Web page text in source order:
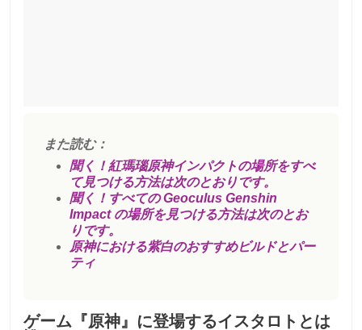
また読む：
聞く！紅瑪瑙原神インパクトの場所をすべ
て見つける方法は次のとおりです。
聞く！すべての Geoculus Genshin
Impact の場所を見つける方法は次のとお
りです。
原神における紫白のおすすめビルドとパー
ティ
ゲーム『原神』に登場するイスタロトとは